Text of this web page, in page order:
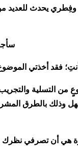
للعديد من
فقد أخذتي
من التسلية
وذلك بالطرق
هي أن تصرفي نظرك